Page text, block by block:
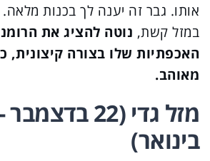
אותו. גבר זה יענה לך בכנות
במזל קשת, נוטה להציג את
האכפתיות שלו בצורה קיצונית,
מאוהב.
בינואר)